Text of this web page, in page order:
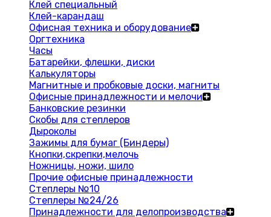
Клей специальный
Клей-карандаш
Офисная техника и оборудование
Оргтехника
Часы
Батарейки, флешки, диски
Калькуляторы
Магнитные и пробковые доски, магниты
Офисные принадлежности и мелочи
Банковские резинки
Скобы для степлеров
Дыроколы
Зажимы для бумаг (Биндеры)
Кнопки,скрепки,мелочь
Ножницы, ножи, шило
Прочие офисные принадлежности
Степлеры №10
Степлеры №24/26
Принадлежности для делопроизводства